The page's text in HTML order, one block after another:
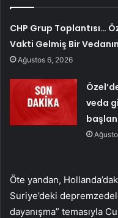
CHP Grup Toplantısı…
Vakti Gelmiş Bir
Ağustos 6, 2026
veda
Öte yandan,
Suriye’deki
dayanışma” temasıyla